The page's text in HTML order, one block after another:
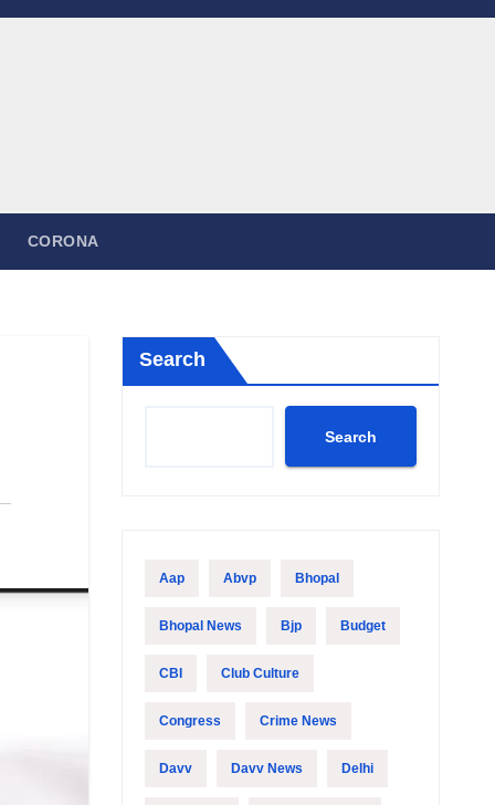
CORONA
Search
Search
Aap Abvp Bhopal
Bhopal News Bjp Budget
CBI Club Culture
Congress Crime News
Davv Davv News Delhi